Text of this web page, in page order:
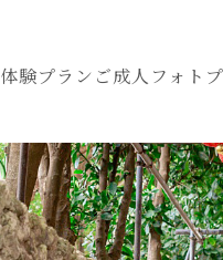
体験プラン ご成人フォト